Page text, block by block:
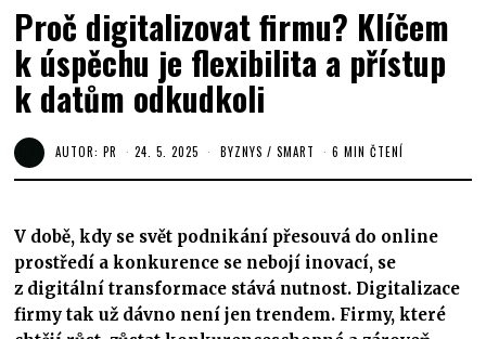
Proč digitalizovat firmu? Klíčem
k úspěchu je flexibilita a přístup
k datům odkudkoli
AUTOR:PR 24. 5. 2025 BYZNYS / SMART 6 MIN ČTENÍ
V době, kdy se svět podnikání přesouvá do online
prostředí a konkurence se nebojí inovací, se
z digitální transformace stává nutnost. Digitalizace
firmy tak už dávno není jen trendem. Firmy, které